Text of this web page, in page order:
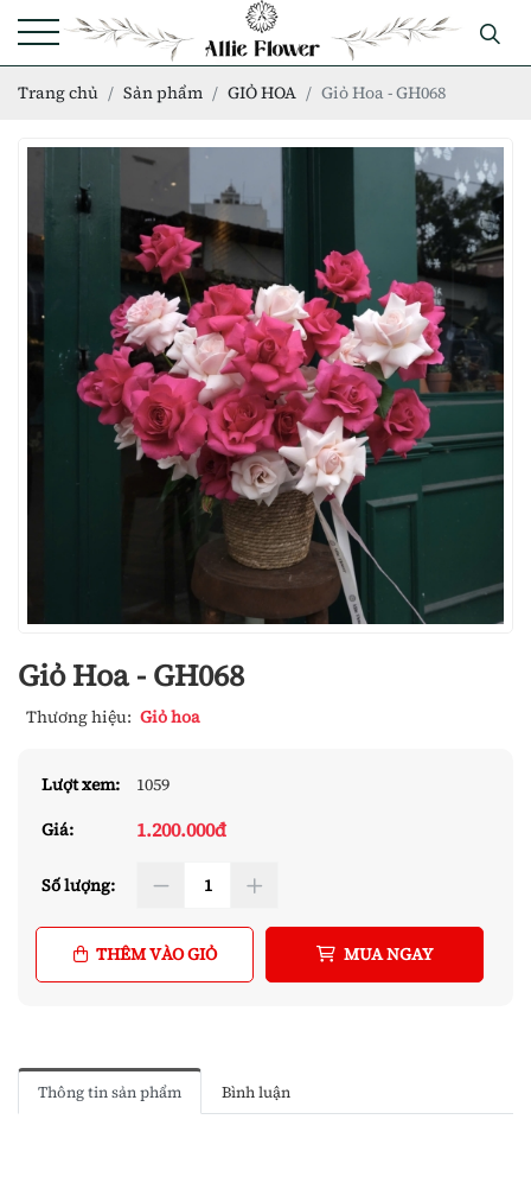
Trang chủ Sản phẩm GIỎ HOA Giỏ Hoa - GH068
Giỏ Hoa - GH068
Thương hiệu: Giỏ hoa
Lượt xem:
1059
Giá:
1.200.000đ
Số lượng:
THÊM VÀO GIỎ MUA NGAY
Thông tin sản phẩm Bình luận